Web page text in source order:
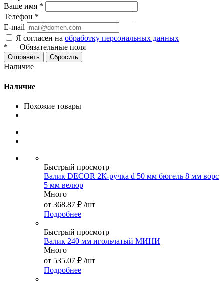
Ваше имя *
Телефон *
E-mail
Я согласен на обработку персональных данных
* — Обязательные поля
Сбросить
Наличие
Наличие
Похожие товары
Быстрый просмотр
Валик DECOR 2К-ручка d 50 мм бюгель 8 мм ворс
5 мм велюр
Много
от 368.87 ₽ /шт
Подробнее
Быстрый просмотр
Валик 240 мм игольчатый МИНИ
Много
от 535.07 ₽ /шт
Подробнее